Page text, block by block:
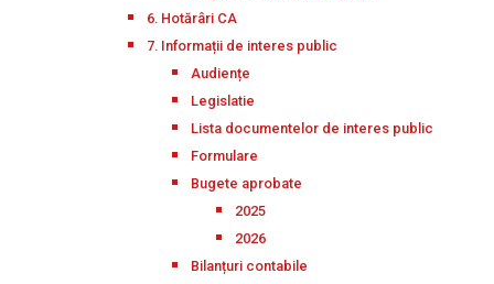
6. Hotărâri CA
7. Informații de interes public
Audiențe
Legislatie
Lista documentelor de interes public
Formulare
Bugete aprobate
2025
2026
Bilanțuri contabile